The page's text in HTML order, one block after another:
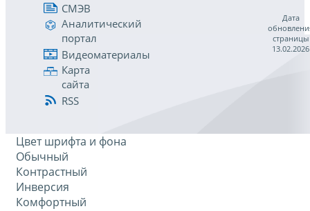
СМЭВ
Аналитический
портал
Видеоматериалы
Карта
сайта
RSS
Дата
страницы
13.02.2026
Цвет шрифта и фона
Обычный
Контрастный
Инверсия
Комфортный